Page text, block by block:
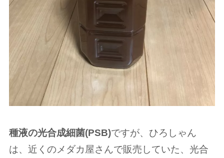
種液の光合成細菌(PSB)ですが、ひろしゃん
は、近くのメダカ屋さんで販売していた、光合